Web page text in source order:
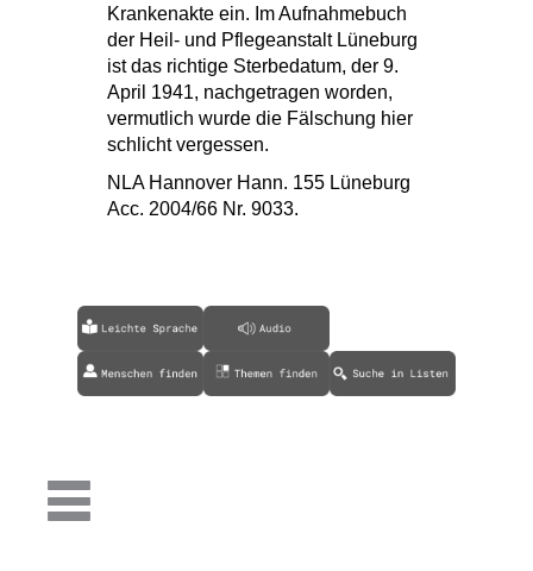
Krankenakte ein. Im Aufnahmebuch
der Heil- und Pflegeanstalt Lüneburg
ist das richtige Sterbedatum, der 9.
April 1941, nachgetragen worden,
vermutlich wurde die Fälschung hier
schlicht vergessen.
NLA Hannover Hann. 155 Lüneburg
Acc. 2004/66 Nr. 9033.